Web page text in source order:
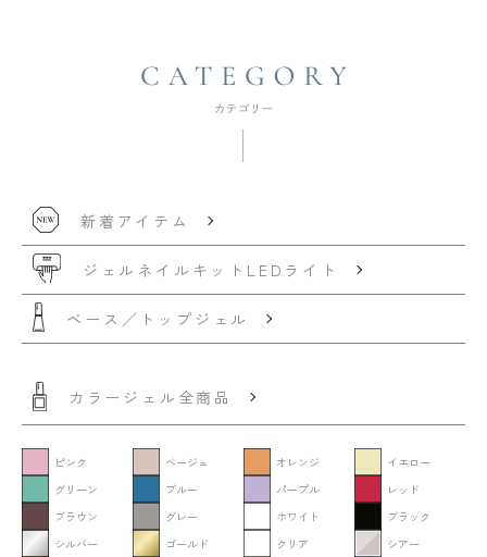
新着アイテム
ジェルネイルキット LEDライト
ベース／トップジェル
カラージェル全商品
ピンク ベージュ オレンジ
イエロー
グリーン
ブルー パープル
レッド
ブラウン
グレー ホワイト
ブラック
シルバー
ゴールド クリア
シアー